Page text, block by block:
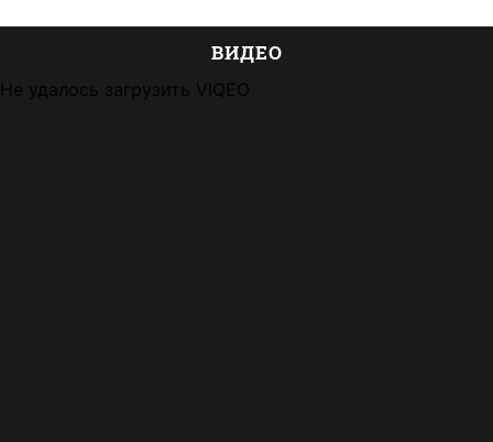
ВИДЕО
Не удалось загрузить VIQEO